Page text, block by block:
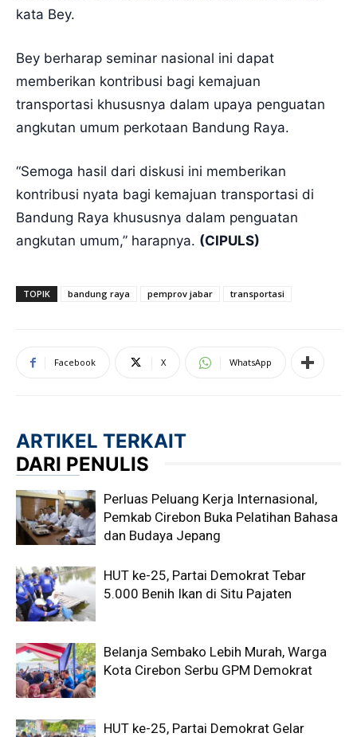
kata Bey.
Bey berharap seminar nasional ini dapat
memberikan kontribusi bagi kemajuan
transportasi khususnya dalam upaya penguatan
angkutan umum perkotaan Bandung Raya.
“Semoga hasil dari diskusi ini memberikan
kontribusi nyata bagi kemajuan transportasi di
Bandung Raya khususnya dalam penguatan
angkutan umum,” harapnya. (CIPULS)
TOPIK bandung raya pemprov jabar transportasi
Facebook X WhatsApp
ARTIKEL TERKAIT
DARI PENULIS
Perluas Peluang Kerja Internasional,
Pemkab Cirebon Buka Pelatihan Bahasa
dan Budaya Jepang
HUT ke-25, Partai Demokrat Tebar
5.000 Benih Ikan di Situ Pajaten
Belanja Sembako Lebih Murah, Warga
Kota Cirebon Serbu GPM Demokrat
HUT ke-25, Partai Demokrat Gelar